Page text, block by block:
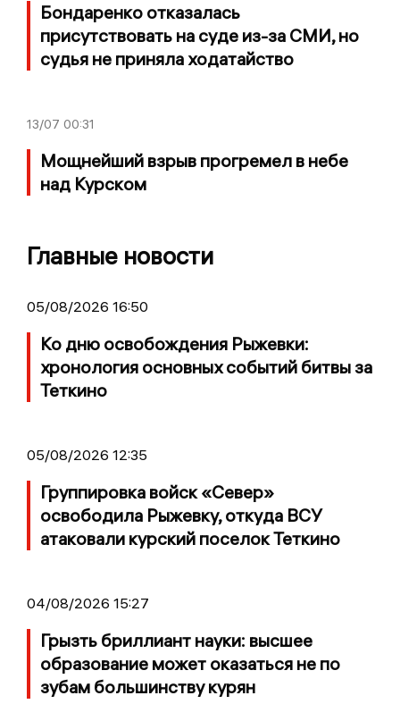
Бондаренко отказалась
присутствовать на суде из-за СМИ, но
судья не приняла ходатайство
13/07 00:31
Мощнейший взрыв прогремел в небе
над Курском
Главные новости
05/08/2026 16:50
Ко дню освобождения Рыжевки:
хронология основных событий битвы за
Теткино
05/08/2026 12:35
Группировка войск «Север»
освободила Рыжевку, откуда ВСУ
атаковали курский поселок Теткино
04/08/2026 15:27
Грызть бриллиант науки: высшее
образование может оказаться не по
зубам большинству курян